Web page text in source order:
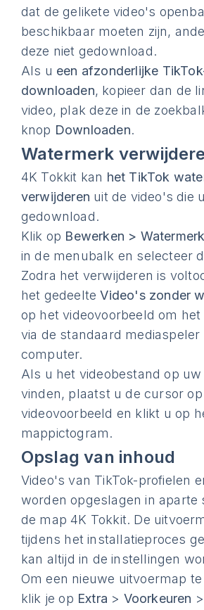
dat de gelikete video's
beschikbaar moeten zijn,
deze niet gedownload.
Als u een afzonderlijke
downloaden, kopieer dan de
video, plak deze in de
knop Downloaden.
Watermerk
4K Tokkit kan het TikTok
verwijderen uit de video's die
gedownload.
Klik op Bewerken >
in de menubalk en selecteer
Zodra het verwijderen is
het gedeelteVideo's zonder
op het videovoorbeeld om
via de standaard mediaspeler
computer.
Als u het videobestand op
vinden, plaatst u de cursor
videovoorbeeld en klikt u op
mappictogram.
Opslag van inhoud
Video's van TikTok-profielen
worden opgeslagen in aparte
de map 4K Tokkit. De
tijdens het installatieproces
kan altijd in de instellingen
Om een nieuwe uitvoermap
klik je op Extra > Voorkeuren >